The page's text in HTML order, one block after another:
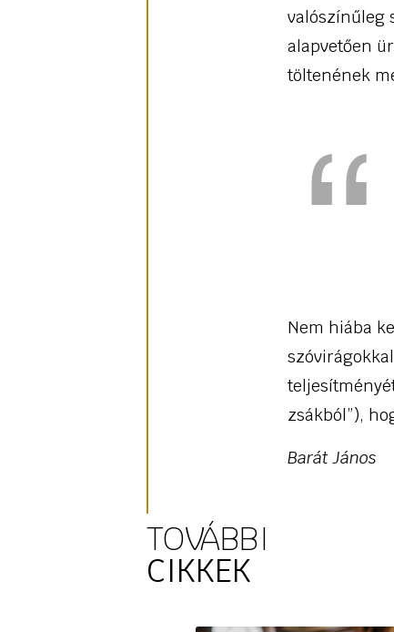
valószínűleg
alapvetően
töltenének
Nem hiába
zsákból”),
Barát János
TOVÁBBI
CIKKEK